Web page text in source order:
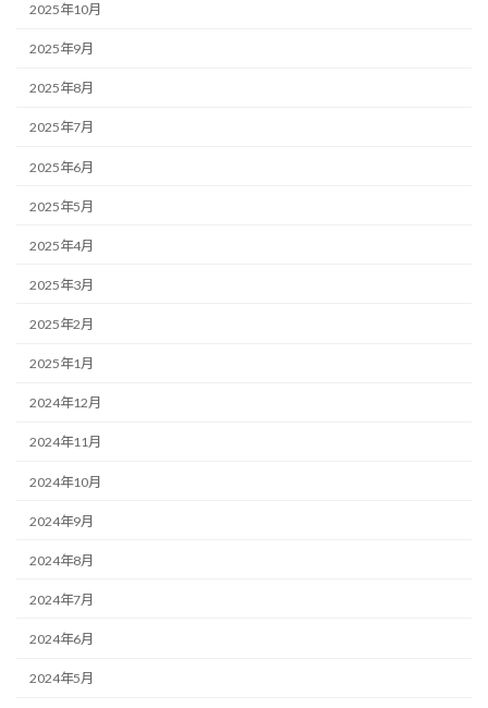
2025年10月
2025年9月
2025年8月
2025年7月
2025年6月
2025年5月
2025年4月
2025年3月
2025年2月
2025年1月
2024年12月
2024年11月
2024年10月
2024年9月
2024年8月
2024年7月
2024年6月
2024年5月